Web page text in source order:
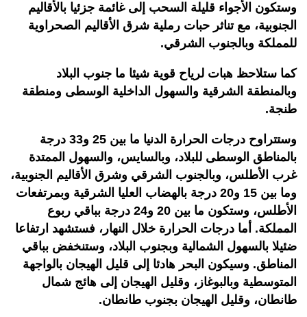
وستكون الأجواء قليلة السحب إلى غائمة جزئيا بالأقاليم
الجنوبية، مع تناثر حبات رملية شرق الأقاليم الصحراوية
للمملكة وبالجنوب الشرقي.
كما ستلاحظ هبات لرياح قوية شيئا ما جنوب البلاد
وبالمنطقة الشرقية والسهول الداخلية الوسطى ومنطقة
طنجة.
وستتراوح درجات الحرارة الدنيا ما بين 25 و33 درجة
بالمناطق الوسطى للبلاد، وبالسايس، والسهول الممتدة
غرب الأطلس، وبالجنوب الشرقي وشرق الأقاليم الجنوبية،
وما بين 15 و20 درجة بالهضاب العليا الشرقية وبمرتفعات
الأطلس، وستكون ما بين 20 و24 درجة بباقي ربوع
المملكة. أما درجات الحرارة خلال النهار، فستشهد ارتفاعا
ضئيلا بالسهول الشمالية وبجنوب البلاد، وستنخفض بباقي
المناطق. وسيكون البحر هادئا إلى قليل الهيجان بالواجهة
المتوسطية وبالبوغاز، وقليل الهيجان إلى هائج شمال
طانطان، وقليل الهيجان بجنوب طانطان.